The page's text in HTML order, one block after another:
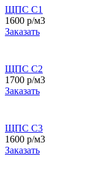
ЩПС С1
1600 р/м3
Заказать
ЩПС С2
1700 р/м3
Заказать
ЩПС С3
1600 р/м3
Заказать